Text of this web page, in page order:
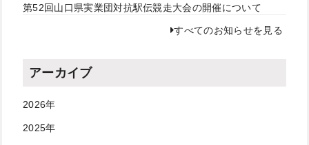
第52回山口県実業団対抗駅伝競走大会の開催について
すべてのお知らせを見る
アーカイブ
2026年
2025年